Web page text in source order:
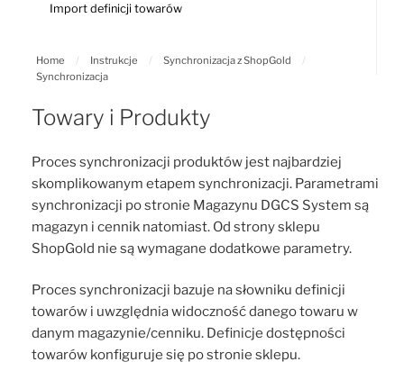
Import definicji towarów
Home / Instrukcje / Synchronizacja z ShopGold
/
Synchronizacja
Towary i Produkty
Proces synchronizacji produktów jest najbardziej
skomplikowanym etapem synchronizacji. Parametrami
synchronizacji po stronie Magazynu DGCS System są
magazyn i cennik natomiast. Od strony sklepu
ShopGold nie są wymagane dodatkowe parametry.
Proces synchronizacji bazuje na słowniku definicji
towarów i uwzględnia widoczność danego towaru w
danym magazynie/cenniku. Definicje dostępności
towarów konfiguruje się po stronie sklepu.